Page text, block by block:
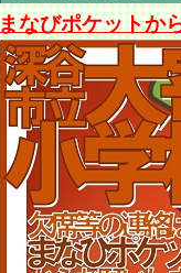
まなびポケットか